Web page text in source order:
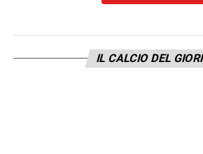
LA PLAYLIST DELLE
IL CALCIO DEL